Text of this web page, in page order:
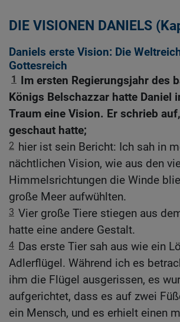
DIE VISIONEN DANIELS
Daniels erste Vision: Die
Gottesreich
1
Im ersten Regierungsjahr des
Königs Belschazzar hatte Daniel
Traum eine Vision. Er schrieb
geschaut hatte;
2 hier ist sein Bericht: Ich sah in
nächtlichen Vision, wie aus den
Himmelsrichtungen die Winde
große Meer aufwühlten.
3 Vier große Tiere stiegen aus
hatte eine andere Gestalt.
4 Das erste Tier sah aus wie ein
Adlerflügel. Während ich es
ihm die Flügel ausgerissen, es
aufgerichtet, dass es auf zwei
ein Mensch, und es erhielt einen